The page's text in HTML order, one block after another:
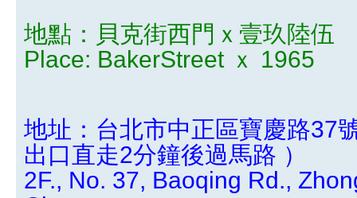
地點：貝克街西門ｘ壹玖陸伍
Place: BakerStreet ｘ 1965
地址：台北市中正區寶慶路37
出口直走2分鐘後過馬路 ）
2F., No. 37, Baoqing Rd.,